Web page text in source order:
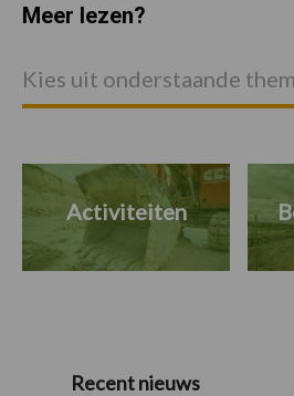
PrimaireRecent nieuws
Meer lezen?
Kies uit onderstaande
Activiteiten